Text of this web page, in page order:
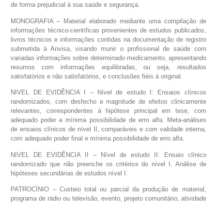
de forma prejudicial à sua saúde e segurança.
MONOGRAFIA – Material elaborado mediante uma compilação de
informações técnico-científicas provenientes de estudos publicados,
livros técnicos e informações contidas na documentação de registro
submetida à Anvisa, visando munir o profissional de saúde com
variadas informações sobre determinado medicamento, apresentando
resumos com informações equilibradas, ou seja, resultados
satisfatórios e não satisfatórios, e conclusões fiéis à original.
NIVEL DE EVIDÊNCIA I – Nível de estudo I: Ensaios clínicos
randomizados, com desfecho e magnitude de efeitos clinicamente
relevantes, correspondentes à hipótese principal em tese, com
adequado poder e mínima possibilidade de erro alfa. Meta-análises
de ensaios clínicos de nível II, comparáveis e com validade interna,
com adequado poder final e mínima possibilidade de erro alfa.
NIVEL DE EVIDÊNCIA II – Nível de estudo II: Ensaio clínico
randomizado que não preenche os critérios do nível I. Análise de
hipóteses secundárias de estudos nível I.
PATROCÍNIO – Custeio total ou parcial da produção de material,
programa de rádio ou televisão, evento, projeto comunitário, atividade